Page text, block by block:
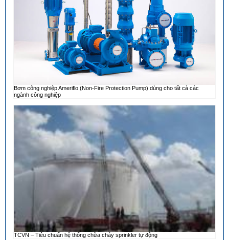
Bơm công nghiệp Ameriflo (Non-Fire Protection Pump) dùng cho tất cả các
ngành công nghiệp
TCVN – Tiêu chuẩn hệ thống chữa cháy sprinkler tự động